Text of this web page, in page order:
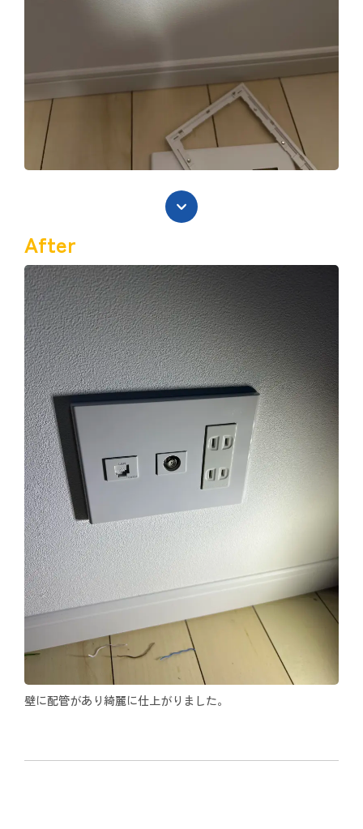
After
壁に配管があり綺麗に仕上がりました。